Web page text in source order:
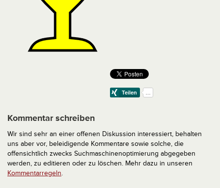
Kommentar schreiben
Wir sind sehr an einer offenen Diskussion interessiert, behalten
uns aber vor, beleidigende Kommentare sowie solche, die
offensichtlich zwecks Suchmaschinenoptimierung abgegeben
werden, zu editieren oder zu löschen. Mehr dazu in unseren
Kommentarregeln.